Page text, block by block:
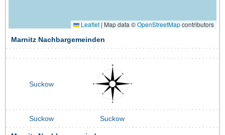
Leaflet | Map data ©OpenStreetMapcontributors
Marnitz Nachbargemeinden
Suckow
Suckow Suckow